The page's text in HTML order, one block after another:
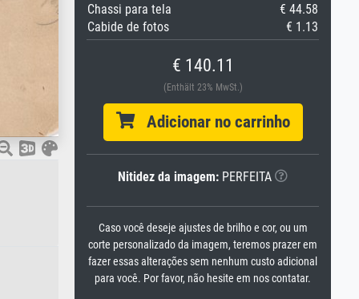
Chassi para tela
€ 44.58
Cabide de fotos
€ 1.13
€ 140.11
(Enthält 23% MwSt.)
Adicionar no carrinho
Nitidez da imagem: PERFEITA
Caso você deseje ajustes de brilho e cor, ou um
corte personalizado da imagem, teremos prazer em
fazer essas alterações sem nenhum custo adicional
para você. Por favor, não hesite em nos contatar.